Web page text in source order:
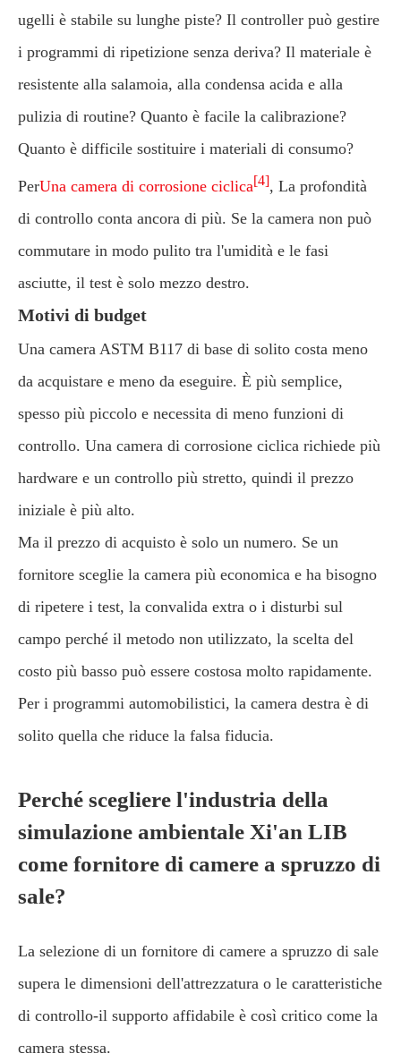
ugelli è stabile su lunghe piste? Il controller può gestire
i programmi di ripetizione senza deriva? Il materiale è
resistente alla salamoia, alla condensa acida e alla
pulizia di routine? Quanto è facile la calibrazione?
Quanto è difficile sostituire i materiali di consumo?
PerUna camera di corrosione ciclica[4], La profondità
di controllo conta ancora di più. Se la camera non può
commutare in modo pulito tra l'umidità e le fasi
asciutte, il test è solo mezzo destro.
Motivi di budget
Una camera ASTM B117 di base di solito costa meno
da acquistare e meno da eseguire. È più semplice,
spesso più piccolo e necessita di meno funzioni di
controllo. Una camera di corrosione ciclica richiede più
hardware e un controllo più stretto, quindi il prezzo
iniziale è più alto.
Ma il prezzo di acquisto è solo un numero. Se un
fornitore sceglie la camera più economica e ha bisogno
di ripetere i test, la convalida extra o i disturbi sul
campo perché il metodo non utilizzato, la scelta del
costo più basso può essere costosa molto rapidamente.
Per i programmi automobilistici, la camera destra è di
solito quella che riduce la falsa fiducia.
Perché scegliere l'industria della
simulazione ambientale Xi'an LIB
come fornitore di camere a spruzzo di
sale?
La selezione di un fornitore di camere a spruzzo di sale
supera le dimensioni dell'attrezzatura o le caratteristiche
di controllo-il supporto affidabile è così critico come la
camera stessa.